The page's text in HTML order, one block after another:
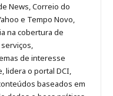
News, Correio do
e Tempo Novo,
na cobertura de
de interesse
lidera o portal DCI,
baseados em